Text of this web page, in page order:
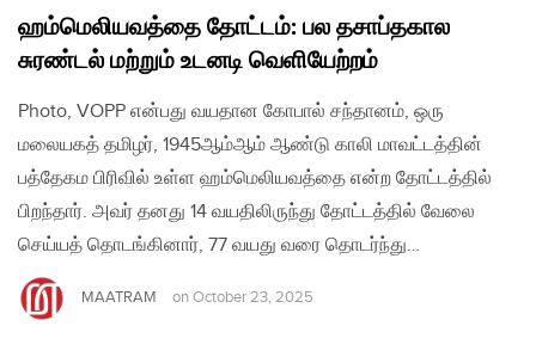
ஹம்மெலியவத்தை தோட்டம்: பல தசாப்தகால
சுரண்டல் மற்றும் உடனடி வெளியேற்றம்
Photo, VOPP என்பது வயதான கோபால் சந்தானம், ஒரு
மலையகத் தமிழர், 1945ஆம்ஆம் ஆண்டு காலி மாவட்டத்தின்
பத்தேகம பிரிவில் உள்ள ஹம்மெலியவத்தை என்ற தோட்டத்தில்
பிறந்தார். அவர் தனது 14 வயதிலிருந்து தோட்டத்தில் வேலை
செய்யத் தொடங்கினார், 77 வயது வரை தொடர்ந்து…
MAATRAM on October 23, 2025